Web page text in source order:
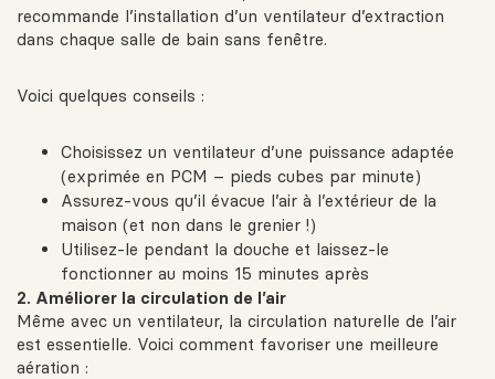
recommande l’installation d’un ventilateur d’extraction
dans chaque salle de bain sans fenêtre.
Voici quelques conseils :
Choisissez un ventilateur d’une puissance adaptée
(exprimée en PCM – pieds cubes par minute)
Assurez-vous qu’il évacue l’air à l’extérieur de la
maison (et non dans le grenier !)
Utilisez-le pendant la douche et laissez-le
fonctionner au moins 15 minutes après
2. Améliorer la circulation de l’air
Même avec un ventilateur, la circulation naturelle de l’air
est essentielle. Voici comment favoriser une meilleure
aération :